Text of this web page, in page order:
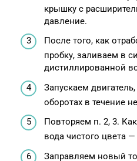
крышку с
давление.
После того, как
пробку, заливаем в
дистиллированной
Запускаем
оборотах в течение
Повторяем п. 2, 3.
вода чистого цвета
Заправляем новый